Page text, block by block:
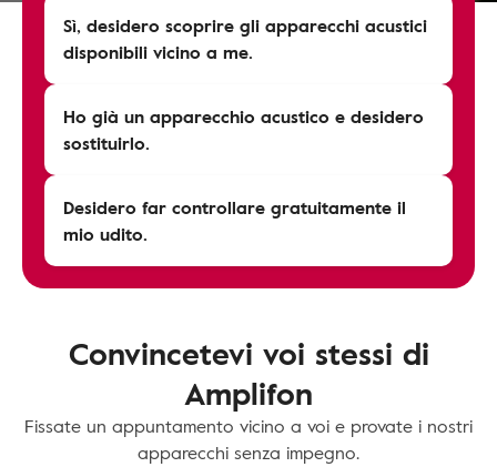
Sì, desidero scoprire gli apparecchi acustici
disponibili vicino a me.
Ho già un apparecchio acustico e desidero
sostituirlo.
Desidero far controllare gratuitamente il
mio udito.
Convincetevi voi stessi di
Amplifon
Fissate un appuntamento vicino a voi e provate i nostri
apparecchi senza impegno.